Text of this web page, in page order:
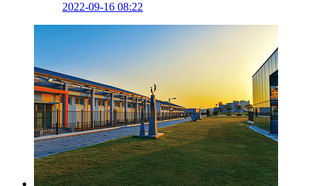
2022-09-16 08:22